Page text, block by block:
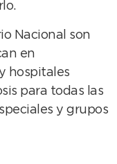
Nacional son
en
hospitales
para todas las
y grupos